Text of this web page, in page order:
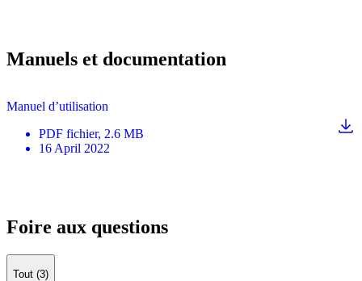
Manuels et documentation
Manuel d’utilisation
PDF fichier, 2.6 MB
16 April 2022
Foire aux questions
Tout (3)